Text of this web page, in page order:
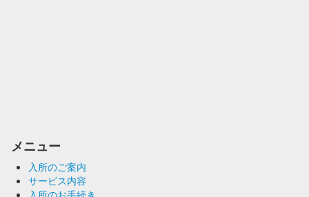
メニュー
入所のご案内
サービス内容
入所のお手続き